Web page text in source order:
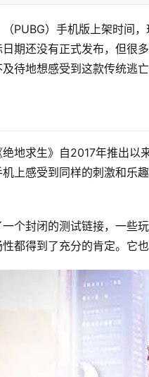
PUBG）手机版上架时间
期还没有正式发布，但很
待地想感受到这款传统逃
地求生》自2017年推出以
上感受到同样的刺激和乐
个封闭的测试链接，一些
都得到了充分的肯定。它